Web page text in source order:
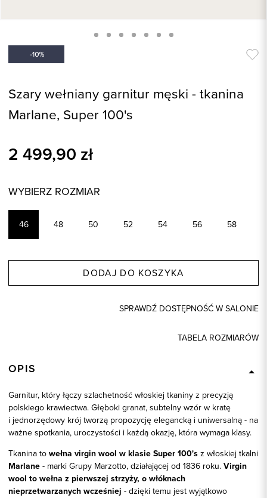
Szary wełniany garnitur męski - tkanina
Marlane, Super 100's
2 499,90 zł
WYBIERZ ROZMIAR
46 48 50 52 54 56 58
DODAJ DO KOSZYKA
SPRAWDŹ DOSTĘPNOŚĆ W SALONIE
TABELA ROZMIARÓW
OPIS
Garnitur, który łączy szlachetność włoskiej tkaniny z precyzją
polskiego krawiectwa. Głęboki granat, subtelny wzór w kratę
i jednorzędowy krój tworzą propozycję elegancką i uniwersalną - na
ważne spotkania, uroczystości i każdą okazję, która wymaga klasy.
Tkanina towełna virgin wool w klasie Super 100'sz włoskiej tkalni
Marlane- marki Grupy Marzotto, działającej od 1836 roku.Virgin
wool to wełna z pierwszej strzyży, o włóknach
nieprzetwarzanych wcześniej - dzięki temu jest wyjątkowo